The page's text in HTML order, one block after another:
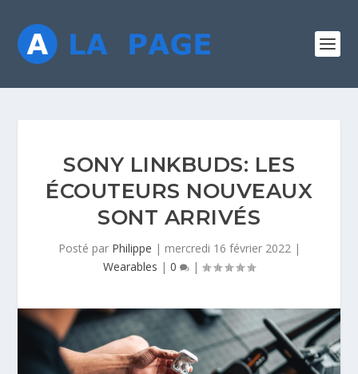
SONY LINKBUDS: LES
ÉCOUTEURS NOUVEAUX
SONT ARRIVÉS
Posté par Philippe | mercredi 16 février 2022|
Wearables | 0 |